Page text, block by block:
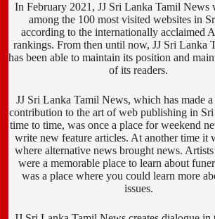
In February 2021, JJ Sri Lanka Tamil News
among the 100 most visited websites in
according to the internationally acclaimed
rankings. From then until now, JJ Sri Lanka
has been able to maintain its position and
of its readers.
JJ Sri Lanka Tamil News, which has made
contribution to the art of web publishing in
time to time, was once a place for weekend
write new feature articles. At another time it
where alternative news brought news.
were a memorable place to learn about
was a place where you could learn more
issues.